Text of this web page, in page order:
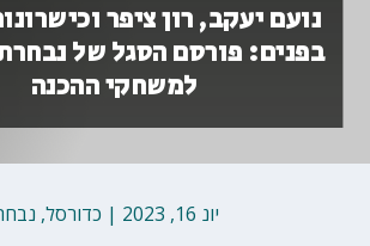
נועם יעקב, רון ציפר
בפנים: פורסם הסגל של
למשחקי ההכנה
יונ 16, 2023 | כדורסל,